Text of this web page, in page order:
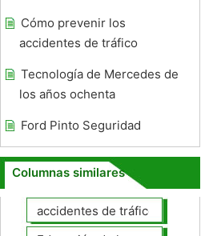
Cómo prevenir los
accidentes de tráfico
Tecnología de Mercedes de
los años ochenta
Ford Pinto Seguridad
Columnas similares
accidentes de tráfico